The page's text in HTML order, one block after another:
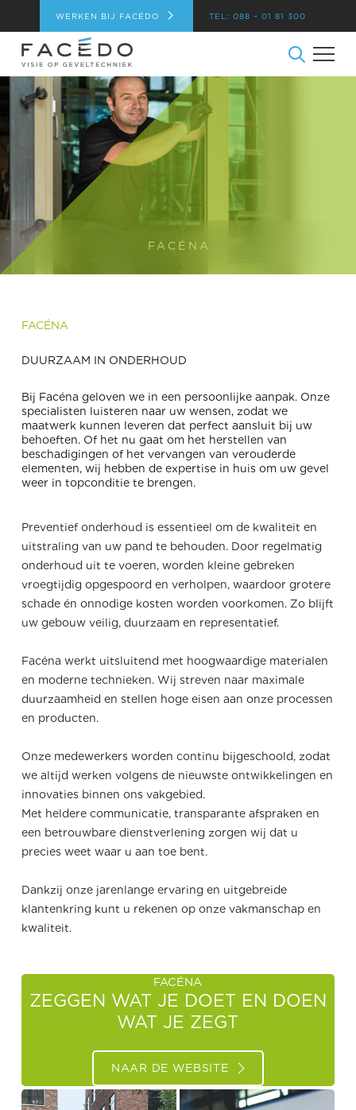
WERKEN BIJ FACÉDO TEL: 088 – 01 81 300
FACÉNA
FACÉNA
DUURZAAM IN ONDERHOUD
Bij Facéna geloven we in een persoonlijke aanpak. Onze
specialisten luisteren naar uw wensen, zodat we
maatwerk kunnen leveren dat perfect aansluit bij uw
behoeften. Of het nu gaat om het herstellen van
beschadigingen of het vervangen van verouderde
elementen, wij hebben de expertise in huis om uw gevel
weer in topconditie te brengen.
Preventief onderhoud is essentieel om de kwaliteit en
uitstraling van uw pand te behouden. Door regelmatig
onderhoud uit te voeren, worden kleine gebreken
vroegtijdig opgespoord en verholpen, waardoor grotere
schade én onnodige kosten worden voorkomen. Zo blijft
uw gebouw veilig, duurzaam en representatief.
Facéna werkt uitsluitend met hoogwaardige materialen
en moderne technieken. Wij streven naar maximale
duurzaamheid en stellen hoge eisen aan onze processen
en producten.
Onze medewerkers worden continu bijgeschoold, zodat
we altijd werken volgens de nieuwste ontwikkelingen en
innovaties binnen ons vakgebied.
Met heldere communicatie, transparante afspraken en
een betrouwbare dienstverlening zorgen wij dat u
precies weet waar u aan toe bent.
Dankzij onze jarenlange ervaring en uitgebreide
klantenkring kunt u rekenen op onze vakmanschap en
kwaliteit.
FACÉNA
ZEGGEN WAT JE DOET EN DOEN
WAT JE ZEGT
NAAR DE WEBSITE